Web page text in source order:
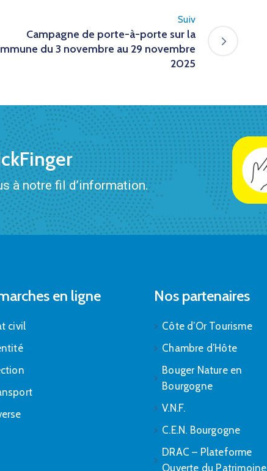
Suiv
Campagne de porte-à-porte sur la
du 3 novembre au 29 novembre
2025
à notre fil d’information.
en ligne
civil
Nos partenaires
Côte d’Or Tourisme
Chambre d’Hôte
Bouger Nature en
Bourgogne
V.N.F.
C.E.N. Bourgogne
DRAC – Plateforme
Ouverte du Patrimoine